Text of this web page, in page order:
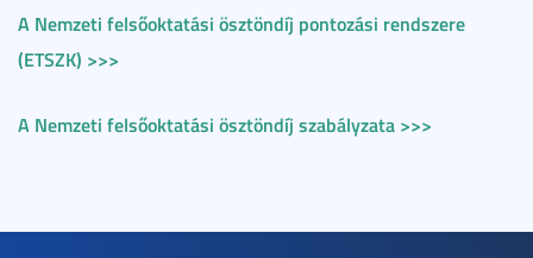
A Nemzeti felsőoktatási ösztöndíj pontozási rendszere
(ETSZK) >>>
A Nemzeti felsőoktatási ösztöndíj szabályzata >>>